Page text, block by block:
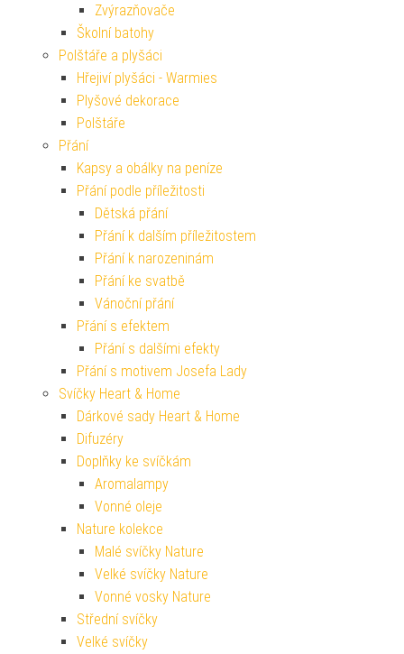
Zvýrazňovače
Školní batohy
Polštáře a plyšáci
Hřejiví plyšáci - Warmies
Plyšové dekorace
Polštáře
Přání
Kapsy a obálky na peníze
Přání podle příležitosti
Dětská přání
Přání k dalším příležitostem
Přání k narozeninám
Přání ke svatbě
Vánoční přání
Přání s efektem
Přání s dalšími efekty
Přání s motivem Josefa Lady
Svíčky Heart & Home
Dárkové sady Heart & Home
Difuzéry
Doplňky ke svíčkám
Aromalampy
Vonné oleje
Nature kolekce
Malé svíčky Nature
Velké svíčky Nature
Vonné vosky Nature
Střední svíčky
Velké svíčky